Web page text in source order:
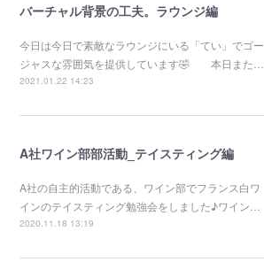
バーチャル背景の工夫。ラウンジ編
今日は今日で素敵なラウンジにいる「てい」でゴー
ジャスな雰囲気を提供しています🤣 本日また…
2021.01.22 14:23
A社ワイン部部活動_テイスティング編
A社の自主的活動である、ワイン部でフランス白ワ
インのテイスティング勉強会をしました♪ワイン…
2020.11.18 13:19